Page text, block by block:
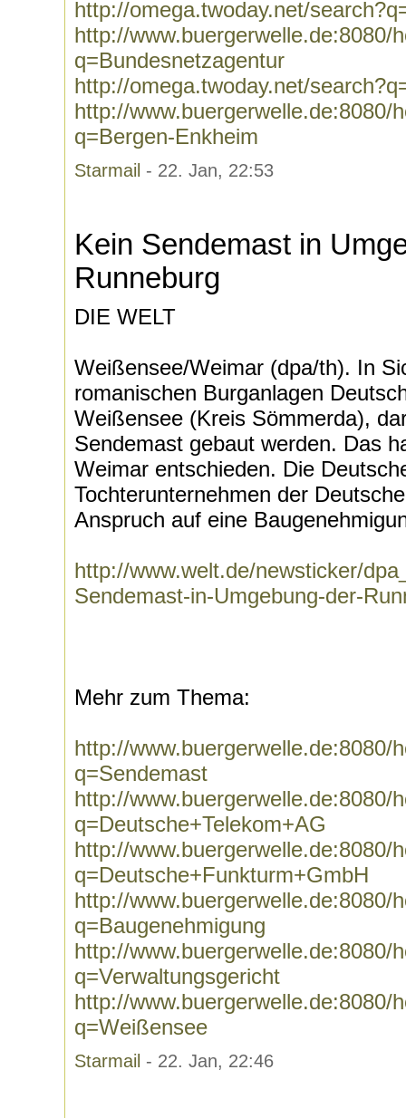
http://omega.twoday.net/
http://www.buergerwelle.de:8080/
q=Bundesnetzagentur
http://omega.twoday.net/
http://www.buergerwelle.de:8080/
q=Bergen-Enkheim
Starmail - 22. Jan, 22:53
Kein Sendemast in
Runneburg
DIE WELT
Weißensee/Weimar (dpa/th). In
romanischen Burganlagen
Weißensee (Kreis Sömmerda),
Sendemast gebaut werden. Das
Weimar entschieden. Die
Tochterunternehmen der
Anspruch auf eine
http://www.welt.de/newsticker/
Sendemast-in-Umgebung-der-
Mehr zum Thema:
http://www.buergerwelle.de:8080/
q=Sendemast
http://www.buergerwelle.de:8080/
q=Deutsche+Telekom+AG
http://www.buergerwelle.de:8080/
q=Deutsche+Funkturm+GmbH
http://www.buergerwelle.de:8080/
q=Baugenehmigung
http://www.buergerwelle.de:8080/
q=Verwaltungsgericht
http://www.buergerwelle.de:8080/
q=Weißensee
Starmail - 22. Jan, 22:46